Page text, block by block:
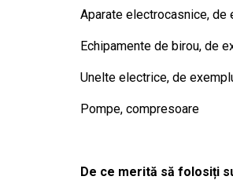
Aparate electrocasnice, de
Echipamente de birou, de
Unelte electrice, de
Pompe, compresoare
De ce merită să folosiți